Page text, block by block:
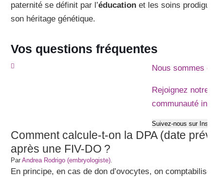
paternité se définit par l’éducation et les soins
son héritage génétique.
Vos questions fréquentes
Nous sommes
Rejoignez notre
communauté
Suivez-nous sur
Comment calcule-t-on la DPA (date
après une FIV-DO ?
ParAndrea Rodrigo (embryologiste).
En principe, en cas de don d’ovocytes, on comptabilise